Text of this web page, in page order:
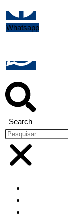
Whatsapp
Search